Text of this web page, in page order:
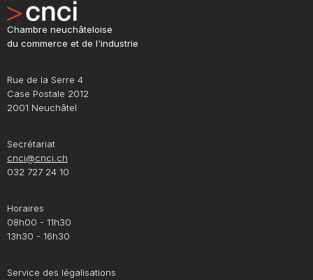
Chambre neuchâteloise
du commerce et de l'industrie
Rue de la Serre 4
Case Postale 2012
2001 Neuchâtel
Secrétariat
cnci@cnci.ch
032 727 24 10
Horaires
08h00 - 11h30
13h30 - 16h30
Service des légalisations